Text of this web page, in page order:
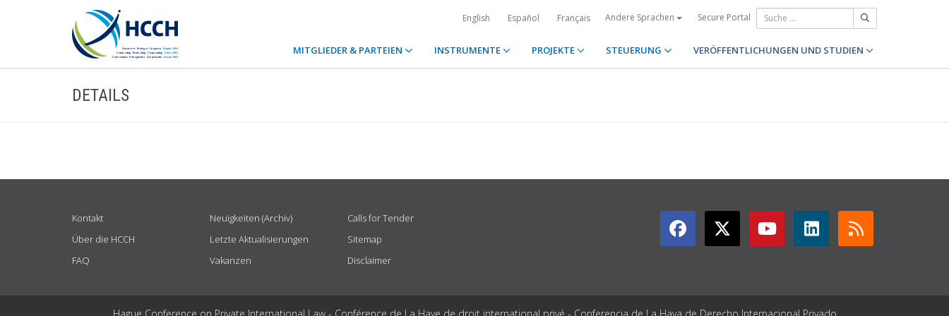
English Español Français Andere Sprachen Secure Portal
MITGLIEDER & PARTEIEN INSTRUMENTE PROJEKTE STEUERUNG VERÖFFENTLICHUNGEN UND STUDIEN
DETAILS
Kontakt
Über die HCCH
FAQ
Neuigkeiten (Archiv)
Letzte Aktualisierungen
Vakanzen
Calls for Tender
Sitemap
Disclaimer